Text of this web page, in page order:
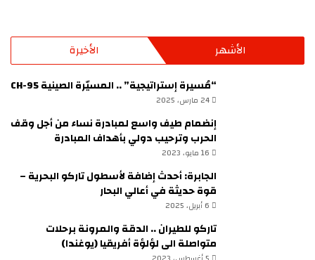
الأشهر الأخيرة
“مُسيرة إستراتيجية” .. المسيّرة الصينية CH-95
24 مارس، 2025
إنضمام طيف واسع لمبادرة نساء من أجل وقف
الحرب وترحيب دولي بأهداف المبادرة
16 مايو، 2023
الجابرة: أحدث إضافة لأسطول تاركو البحرية –
قوة حديثة في أعالي البحار
6 أبريل، 2025
تاركو للطيران .. الدقة والمرونة برحلات
متواصلة الى لؤلؤة أفريقيا (يوغندا)